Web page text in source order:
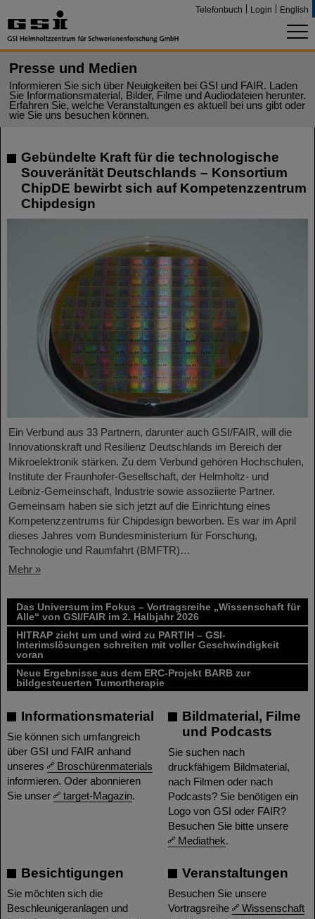
Telefonbuch Login English
Presse und Medien
Informieren Sie sich über Neuigkeiten bei GSI und FAIR. Laden
Sie Informationsmaterial, Bilder, Filme und Audiodateien herunter.
Erfahren Sie, welche Veranstaltungen es aktuell bei uns gibt oder
wie Sie uns besuchen können.
Gebündelte Kraft für die technologische
Souveränität Deutschlands – Konsortium
ChipDE bewirbt sich auf Kompetenzzentrum
Chipdesign
Ein Verbund aus 33 Partnern, darunter auch GSI/FAIR, will die
Innovationskraft und Resilienz Deutschlands im Bereich der
Mikroelektronik stärken. Zu dem Verbund gehören Hochschulen,
Institute der Fraunhofer-Gesellschaft, der Helmholtz- und
Leibniz-Gemeinschaft, Industrie sowie assoziierte Partner.
Gemeinsam haben sie sich jetzt auf die Einrichtung eines
Kompetenzzentrums für Chipdesign beworben. Es war im April
dieses Jahres vom Bundesministerium für Forschung,
Technologie und Raumfahrt (BMFTR)…
Mehr »
Das Universum im Fokus – Vortragsreihe „Wissenschaft für
Alle“ von GSI/FAIR im 2. Halbjahr 2026
HITRAP zieht um und wird zu PARTIH – GSI-
Interimslösungen schreiten mit voller Geschwindigkeit
voran
Neue Ergebnisse aus dem ERC-Projekt BARB zur
bildgesteuerten Tumortherapie
Informationsmaterial
Sie können sich umfangreich
über GSI und FAIR anhand
unseres
Broschürenmaterials
informieren. Oder abonnieren
Sie unser
target-Magazin.
Bildmaterial, Filme
und Podcasts
Sie suchen nach
druckfähigem Bildmaterial,
nach Filmen oder nach
Podcasts? Sie benötigen ein
Logo von GSI oder FAIR?
Besuchen Sie bitte unsere
Mediathek.
Besichtigungen
Sie möchten sich die
Beschleunigeranlagen und
Veranstaltungen
Besuchen Sie unsere
Vortragsreihe
Wissenschaft